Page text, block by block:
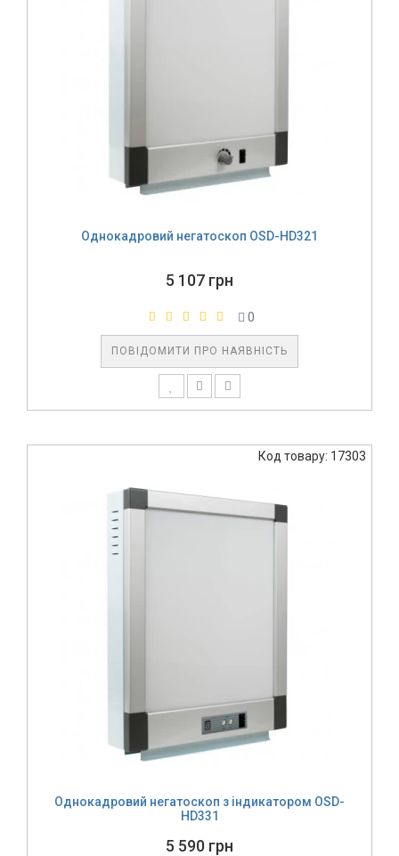
Однокадровий негатоскоп OSD-HD321
5 107 грн
0
ПОВІДОМИТИ ПРО НАЯВНІСТЬ
Код товару: 17303
Однокадровий негатоскоп з індикатором OSD-
HD331
5 590 грн